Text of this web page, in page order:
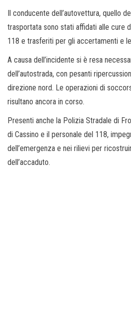
Il conducente dell’autovettura, quello
trasportata sono stati affidati alle cure
118 e trasferiti per gli accertamenti e
A causa dell’incidente si è resa
dell’autostrada, con pesanti
direzione nord. Le operazioni di
risultano ancora in corso.
Presenti anche la Polizia Stradale di
di Cassino e il personale del 118,
dell’emergenza e nei rilievi per
dell’accaduto.